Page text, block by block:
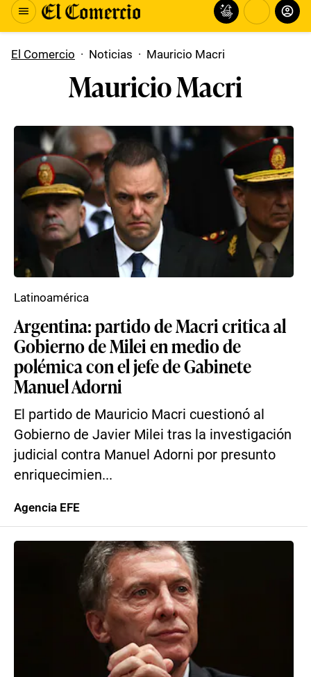
El Comercio · Noticias · Mauricio Macri
Mauricio Macri
Argentina: partido de Macri critica al
Gobierno de Milei en medio de
polémica con el jefe de Gabinete
Manuel Adorni
El partido de Mauricio Macri cuestionó al
Gobierno de Javier Milei tras la investigación
judicial contra Manuel Adorni por presunto
enriquecimien...
Latinoamérica
Agencia EFE